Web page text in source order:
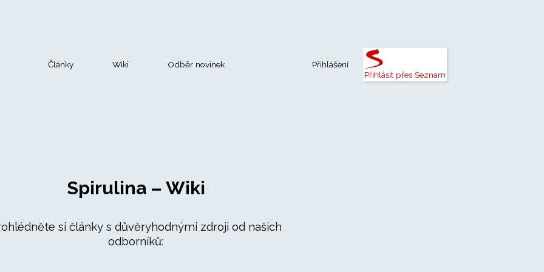
Články Wiki Odběr novinek
Přihlášení
Přihlásit přes Seznam
Spirulina – Wiki
si články s důvěryhodnými zdroji od našich
odborníků: